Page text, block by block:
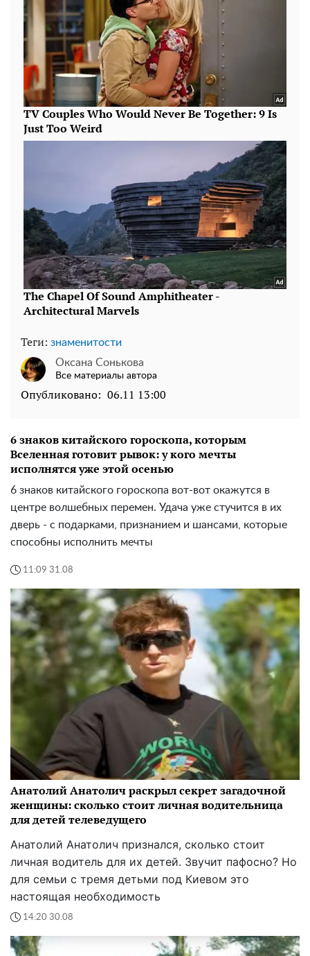
Теги: знаменитости
Оксана Сонькова
Все материалы автора
Опубликовано: 06.11 13:00
6 знаков китайского гороскопа, которым
Вселенная готовит рывок: у кого мечты
исполнятся уже этой осенью
6 знаков китайского гороскопа вот-вот окажутся в
центре волшебных перемен. Удача уже стучится в их
дверь - с подарками, признанием и шансами, которые
способны исполнить мечты
11:09 31.08
Анатолий Анатолич раскрыл секрет загадочной
женщины: сколько стоит личная водительница
для детей телеведущего
Анатолий Анатолич признался, сколько стоит
личная водитель для их детей. Звучит пафосно? Но
для семьи с тремя детьми под Киевом это
настоящая необходимость
14:20 30.08